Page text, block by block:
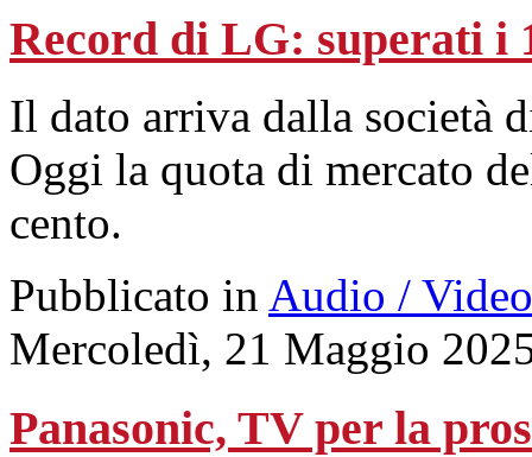
Record di LG: superati i
Il dato arriva dalla società
Oggi la quota di mercato
cento.
Pubblicato in Audio / Video
Mercoledì, 21 Maggio
Panasonic, TV per la